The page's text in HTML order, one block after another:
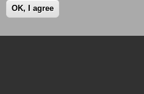
OK, I agree